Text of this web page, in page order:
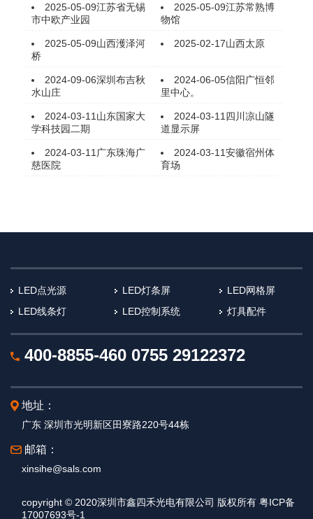
2025-05-09江苏省无锡
市中欧产业园
2025-05-09江苏常熟博
物馆
2025-05-09山西濩泽河
桥
2025-02-17山西太原
2024-09-06深圳布吉秋
水山庄
2024-06-05信阳广恒邻
里中心。
2024-03-11 山东国家大
学科技园二期
2024-03-11 四川凉山隧
道显示屏
2024-03-11 广东珠海广
慈医院
2024-03-11安徽宿州体
育场
LED点光源 LED灯条屏
LED网格屏
LED线条灯
LED控制系统 灯具配件
400-8855-460 0755 29122372
地址：
广东 深圳市光明新区田寮路220号44栋
邮箱：
xinsihe@sals.com
copyright © 2020深圳市鑫四禾光电有限公司 版权所有 粤ICP备
17007693号-1